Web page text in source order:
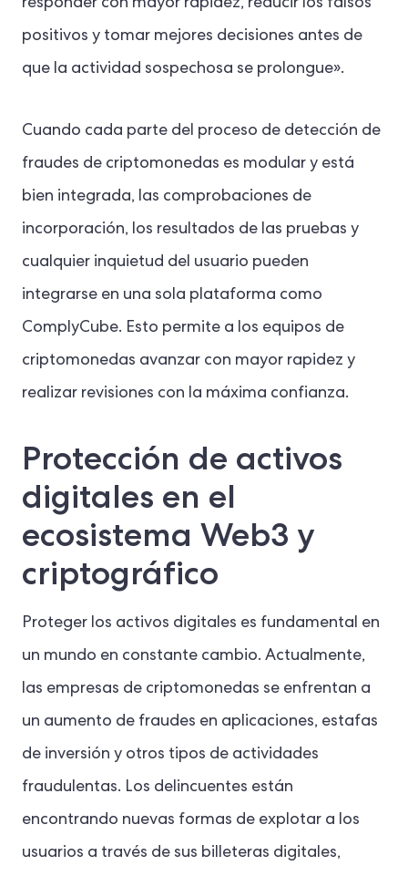
positivos y tomar mejores decisiones antes de
que la actividad sospechosa se prolongue».
Cuando cada parte del proceso de detección de
fraudes de criptomonedas es modular y está
bien integrada, las comprobaciones de
incorporación, los resultados de las pruebas y
cualquier inquietud del usuario pueden
integrarse en una sola plataforma como
ComplyCube. Esto permite a los equipos de
criptomonedas avanzar con mayor rapidez y
realizar revisiones con la máxima confianza.
Protección de activos
digitales en el
ecosistema Web3 y
criptográfico
Proteger los activos digitales es fundamental en
un mundo en constante cambio. Actualmente,
las empresas de criptomonedas se enfrentan a
un aumento de fraudes en aplicaciones, estafas
de inversión y otros tipos de actividades
fraudulentas. Los delincuentes están
encontrando nuevas formas de explotar a los
usuarios a través de sus billeteras digitales,